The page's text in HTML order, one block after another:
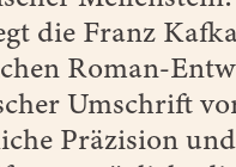
die Franz
Roman-
Umschrift
Präzision